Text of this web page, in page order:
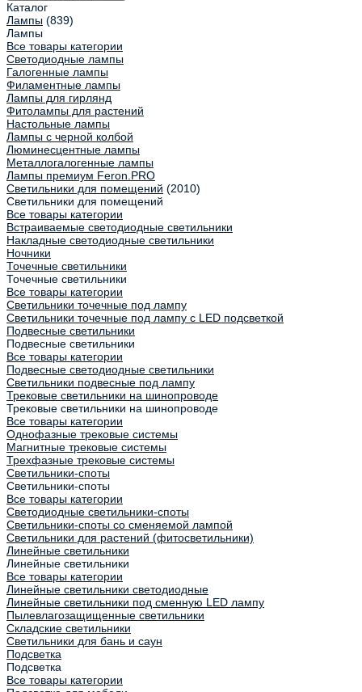
Каталог
Лампы (839)
Лампы
Все товары категории
Светодиодные лампы
Галогенные лампы
Филаментные лампы
Лампы для гирлянд
Фитолампы для растений
Настольные лампы
Лампы с черной колбой
Люминесцентные лампы
Металлогалогенные лампы
Лампы премиум Feron.PRO
Светильники для помещений (2010)
Светильники для помещений
Все товары категории
Встраиваемые светодиодные светильники
Накладные светодиодные светильники
Ночники
Точечные светильники
Точечные светильники
Все товары категории
Светильники точечные под лампу
Светильники точечные под лампу с LED подсветкой
Подвесные светильники
Подвесные светильники
Все товары категории
Подвесные светодиодные светильники
Светильники подвесные под лампу
Трековые светильники на шинопроводе
Трековые светильники на шинопроводе
Все товары категории
Однофазные трековые системы
Магнитные трековые системы
Трехфазные трековые системы
Светильники-споты
Светильники-споты
Все товары категории
Светодиодные светильники-споты
Светильники-споты со сменяемой лампой
Светильники для растений (фитосветильники)
Линейные светильники
Линейные светильники
Все товары категории
Линейные светильники светодиодные
Линейные светильники под сменную LED лампу
Пылевлагозащищенные светильники
Складские светильники
Светильники для бань и саун
Подсветка
Подсветка
Все товары категории